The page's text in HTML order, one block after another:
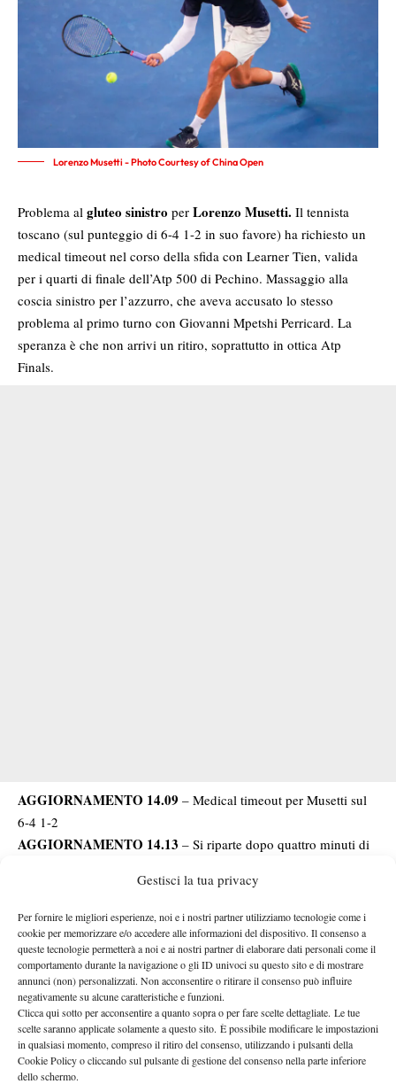
Gestisci la tua privacy
Per fornire le migliori esperienze, noi e i nostri partner utilizziamo tecnologie come i
cookie per memorizzare e/o accedere alle informazioni del dispositivo. Il consenso a
queste tecnologie permetterà a noi e ai nostri partner di elaborare dati personali come il
comportamento durante la navigazione o gli ID univoci su questo sito e di mostrare
annunci (non) personalizzati. Non acconsentire o ritirare il consenso può influire
negativamente su alcune caratteristiche e funzioni.
Clicca qui sotto per acconsentire a quanto sopra o per fare scelte dettagliate. Le tue
scelte saranno applicate solamente a questo sito. È possibile modificare le impostazioni
in qualsiasi momento, compreso il ritiro del consenso, utilizzando i pulsanti della
Cookie Policy o cliccando sul pulsante di gestione del consenso nella parte inferiore
dello schermo.
Lorenzo Musetti - Photo Courtesy of China Open
Problema al gluteo sinistro per Lorenzo Musetti. Il tennista
toscano (sul punteggio di 6-4 1-2 in suo favore) ha richiesto un
medical timeout nel corso della sfida con Learner Tien, valida
per i quarti di finale dell’Atp 500 di Pechino. Massaggio alla
coscia sinistro per l’azzurro, che aveva accusato lo stesso
problema al primo turno con Giovanni Mpetshi Perricard. La
speranza è che non arrivi un ritiro, soprattutto in ottica Atp
Finals.
AGGIORNAMENTO 14.09 – Medical timeout per Musetti sul
6-4 1-2
AGGIORNAMENTO 14.13 – Si riparte dopo quattro minuti di
AGGIORNAMENTO 14.16– Break subito da Musetti nel
primo game dopo l’interruzione. Tien avanti 3-1 nel secondo set
AGGIORNAMENTO 14.34– Secondo set a Tien (6-3)
AGGIORNAMENTO 14.37– Inizia il terzo set con Musetti al
servizio
AGGIORNAMENTO 14.41– Break in apertura subito da
Musetti
AGGIORNAMENTO 14.44– Conferma il break Tien (2-0)
AGGIORNAMENTO 14.47– Doppio break di Tien (3-0) e